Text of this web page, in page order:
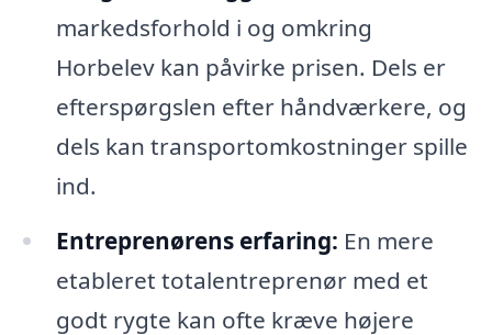
markedsforhold i og omkring
Horbelev kan påvirke prisen. Dels er
efterspørgslen efter håndværkere, og
dels kan transportomkostninger spille
ind.
Entreprenørens erfaring: En mere
etableret totalentreprenør med et
godt rygte kan ofte kræve højere